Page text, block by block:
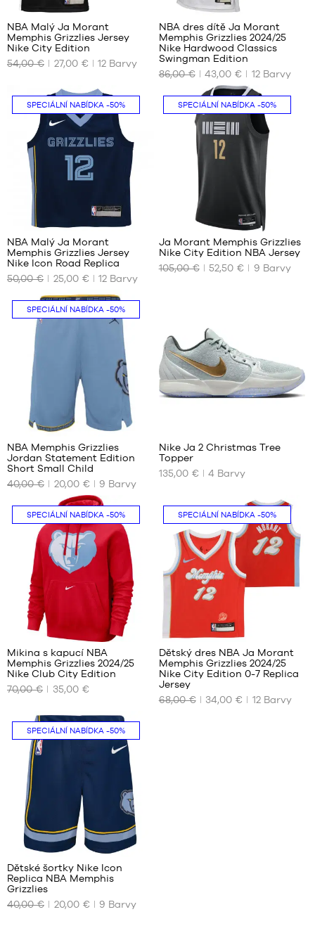
NAŠE
DOSTUPNÉ
VELIKOSTI
5-6
let
110-
116
cm
NBA Malý Ja Morant
Memphis Grizzlies Jersey
Nike City Edition
54,00 €
27,00 € 12 Barvy
NAŠE
DOSTUPNÉ
VELIKOSTI
S –
dítě
NBA dres dítě Ja Morant
Memphis Grizzlies 2024/25
Nike Hardwood Classics
Swingman Edition
86,00 €
43,00 € 12Barvy
SPECIÁLNÍ NABÍDKA -50%
NAŠE
VELIKOSTI
5-6
let
110-
cm
NBA Malý Ja Morant
Memphis Grizzlies Jersey
Nike Icon Road Replica
50,00 €
25,00 € 12 Barvy
SPECIÁLNÍ NABÍDKA -50%
NAŠE
DOSTUPNÉ
66
Ja Morant Memphis Grizzlies
Nike City Edition NBA Jersey
105,00 €
52,50 € 9 Barvy
SPECIÁLNÍ NABÍDKA -50%
NAŠE
VELIKOSTI
4-5
let /
104-
cm
5-6
let
110-
116
49
NBA Memphis Grizzlies
Jordan Statement Edition
Short Small Child
40,00 €
20,00 € 9 Barvy
NAŠE
DOSTUPNÉ
52.5
Nike Ja 2 Christmas Tree
Topper
135,00 €
4 Barvy
SPECIÁLNÍ NABÍDKA -50%
NAŠE
VELIKOSTI
M
Mikina s kapucí NBA
Memphis Grizzlies 2024/25
Nike Club City Edition
70,00 €
35,00 €
SPECIÁLNÍ NABÍDKA -50%
NAŠE
DOSTUPNÉ
VELIKOSTI
85
Dětský dres NBA Ja Morant
Memphis Grizzlies 2024/25
Nike City Edition 0-7 Replica
Jersey
68,00 €
34,00 € 12Barvy
SPECIÁLNÍ NABÍDKA -50%
NAŠE
VELIKOSTI
49
Dětské šortky Nike Icon
Replica NBA Memphis
Grizzlies
40,00 €
20,00 € 9 Barvy